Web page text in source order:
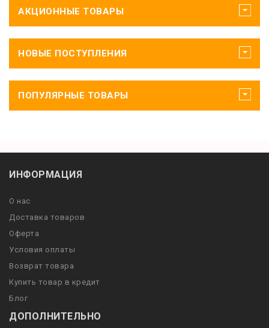
АКЦИОННЫЕ ТОВАРЫ
НОВЫЕ ПОСТУПЛЕНИЯ
ПОПУЛЯРНЫЕ ТОВАРЫ
ИНФОРМАЦИЯ
О нас
Доставка товаров
Оферта
Условия оплаты
Возврат товара
Купить товар в кредит
Блог
ДОПОЛНИТЕЛЬНО